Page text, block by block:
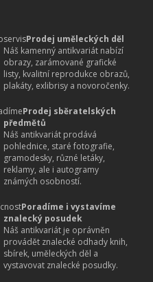
Prodej uměleckých děl
Náš kamenný antikvariát nabízí
obrazy, zarámované grafické
listy, kvalitní reprodukce obrazů,
plakáty, exlibrisy a novoročenky.
Prodej sběratelských
předmětů
Náš antikvariát prodává
pohlednice, staré fotografie,
gramodesky, různé letáky,
reklamy, ale i autogramy
známých osobností.
Poradíme i vystavíme
znalecký posudek
Náš antikvariát je oprávněn
provádět znalecké odhady knih,
sbírek, uměleckých děl a
vystavovat znalecké posudky.